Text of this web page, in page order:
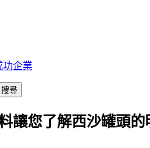
功企業
讓您了解西沙罐頭